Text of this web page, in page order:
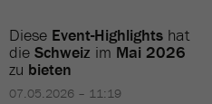
Diese Event-Highlights hat
die Schweiz im Mai 2026
zu bieten
07.05.2026 – 11:19